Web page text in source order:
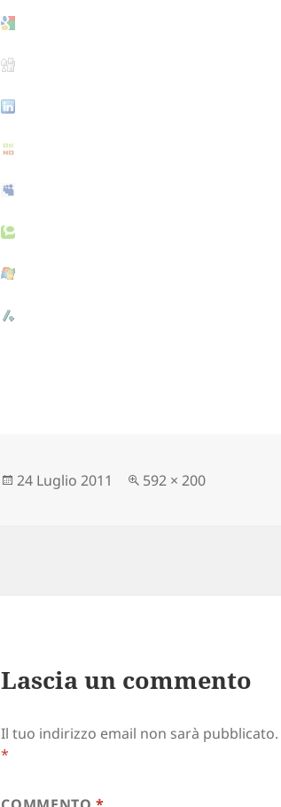
Scritto
24 Luglio 2011
Dimensione
592 × 200
Lascia un commento
Il tuo indirizzo email non sarà pubblicato.
*